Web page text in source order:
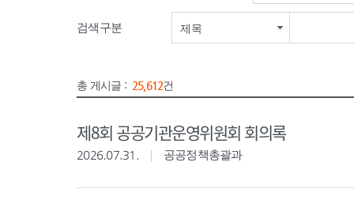
검색구분 제목
총 게시글 : 25,612건
제8회 공공기관운영위원회 회의록
2026.07.31. 공공정책총괄과